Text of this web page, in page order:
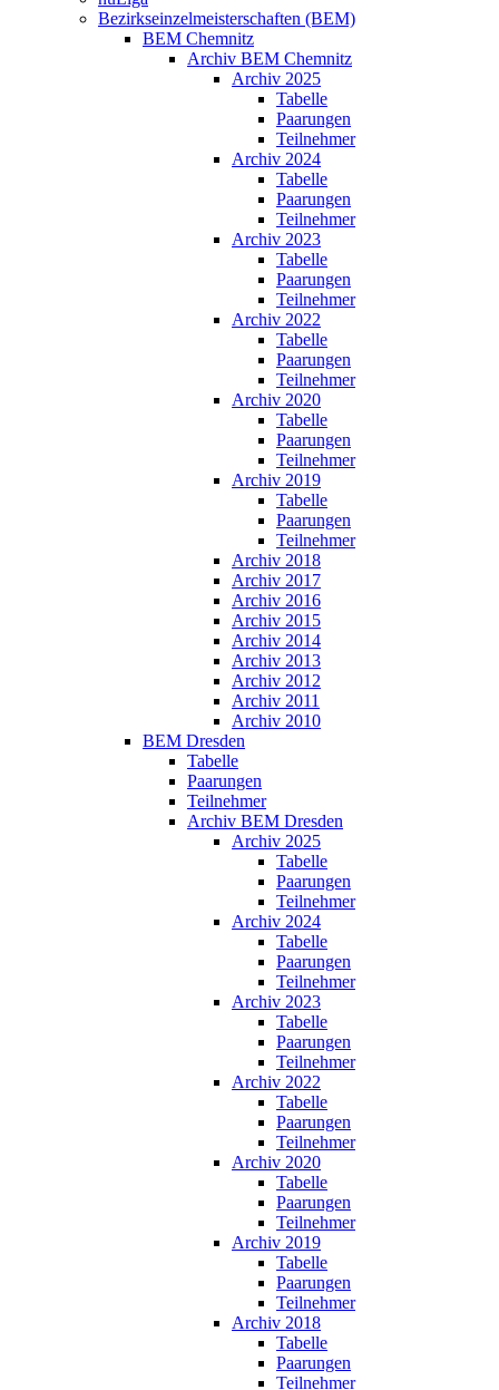
Bezirkseinzelmeisterschaften (BEM)
BEM Chemnitz
Archiv BEM Chemnitz
Archiv 2025
Tabelle
Paarungen
Teilnehmer
Archiv 2024
Tabelle
Paarungen
Teilnehmer
Archiv 2023
Tabelle
Paarungen
Teilnehmer
Archiv 2022
Tabelle
Paarungen
Teilnehmer
Archiv 2020
Tabelle
Paarungen
Teilnehmer
Archiv 2019
Tabelle
Paarungen
Teilnehmer
Archiv 2018
Archiv 2017
Archiv 2016
Archiv 2015
Archiv 2014
Archiv 2013
Archiv 2012
Archiv 2011
Archiv 2010
BEM Dresden
Tabelle
Paarungen
Teilnehmer
Archiv BEM Dresden
Archiv 2025
Tabelle
Paarungen
Teilnehmer
Archiv 2024
Tabelle
Paarungen
Teilnehmer
Archiv 2023
Tabelle
Paarungen
Teilnehmer
Archiv 2022
Tabelle
Paarungen
Teilnehmer
Archiv 2020
Tabelle
Paarungen
Teilnehmer
Archiv 2019
Tabelle
Paarungen
Teilnehmer
Archiv 2018
Tabelle
Paarungen
Teilnehmer